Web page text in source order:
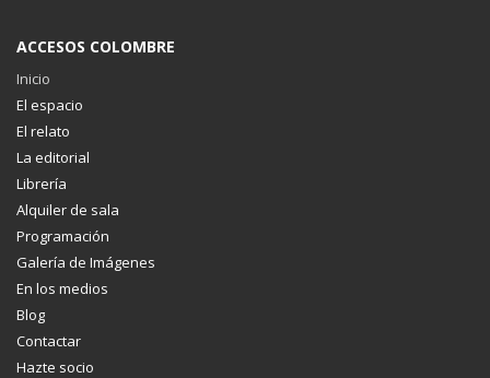
ACCESOS COLOMBRE
Inicio
El espacio
El relato
La editorial
Librería
Alquiler de sala
Programación
Galería de Imágenes
En los medios
Blog
Contactar
Hazte socio